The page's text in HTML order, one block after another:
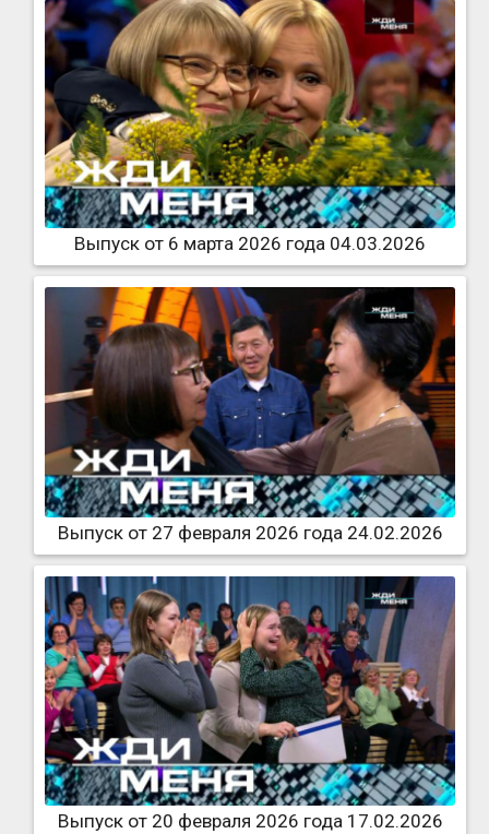
Выпуск от 6 марта 2026 года 04.03.2026
Выпуск от 27 февраля 2026 года 24.02.2026
Выпуск от 20 февраля 2026 года 17.02.2026